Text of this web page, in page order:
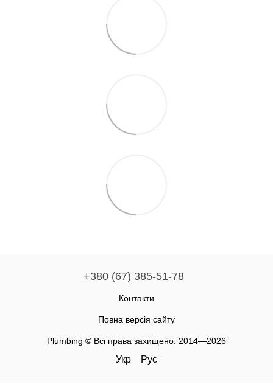
+380 (67) 385-51-78
Контакти
Повна версія сайту
Plumbing © Всі права захищено. 2014—2026
Укр Рус